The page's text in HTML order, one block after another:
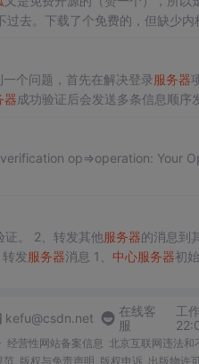
去。下载了个免费的，但缺少内
个问题，首先在解决登录服务器
器成功验证后会发送多条信息顺序
证。 2、转发其他服务器的消息到
发服务器 消息 1、 中心服务器初始化 bool
kefu@csdn.net
在线客
服
工
经营性网站备案信息 北京互联网违法和
范 版权与免责声明 版权申诉 出版物许